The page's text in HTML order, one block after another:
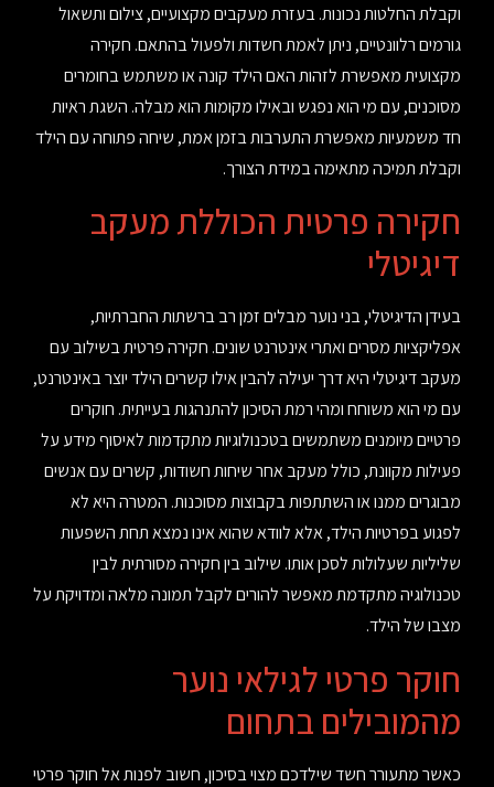
וקבלת החלטות נכונות. בעזרת מעקבים מקצועיים, צילום ותשאול
גורמים רלוונטיים, ניתן לאמת חשדות ולפעול בהתאם. חקירה
מקצועית מאפשרת לזהות האם הילד קונה או משתמש בחומרים
מסוכנים, עם מי הוא נפגש ובאילו מקומות הוא מבלה. השגת ראיות
חד משמעיות מאפשרת התערבות בזמן אמת, שיחה פתוחה עם הילד
וקבלת תמיכה מתאימה במידת הצורך.
חקירה פרטית הכוללת מעקב
דיגיטלי
בעידן הדיגיטלי, בני נוער מבלים זמן רב ברשתות החברתיות,
אפליקציות מסרים ואתרי אינטרנט שונים. חקירה פרטית בשילוב עם
מעקב דיגיטלי היא דרך יעילה להבין אילו קשרים הילד יוצר באינטרנט,
עם מי הוא משוחח ומהי רמת הסיכון להתנהגות בעייתית. חוקרים
פרטיים מיומנים משתמשים בטכנולוגיות מתקדמות לאיסוף מידע על
פעילות מקוונת, כולל מעקב אחר שיחות חשודות, קשרים עם אנשים
מבוגרים ממנו או השתתפות בקבוצות מסוכנות. המטרה היא לא
לפגוע בפרטיות הילד, אלא לוודא שהוא אינו נמצא תחת השפעות
שליליות שעלולות לסכן אותו. שילוב בין חקירה מסורתית לבין
טכנולוגיה מתקדמת מאפשר להורים לקבל תמונה מלאה ומדויקת על
מצבו של הילד.
חוקר פרטי לגילאי נוער
מהמובילים בתחום
כאשר מתעורר חשד שילדכם מצוי בסיכון, חשוב לפנות אל חוקר פרטי